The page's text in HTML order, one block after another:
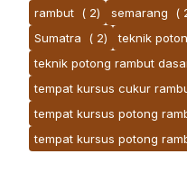
rambut ( 2) semarang (
Sumatra
( 2) teknik
teknik potong rambut
tempat kursus cukur
tempat kursus potong
tempat kursus potong